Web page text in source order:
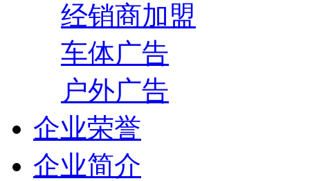
经销商加盟
车体广告
户外广告
企业荣誉
企业简介